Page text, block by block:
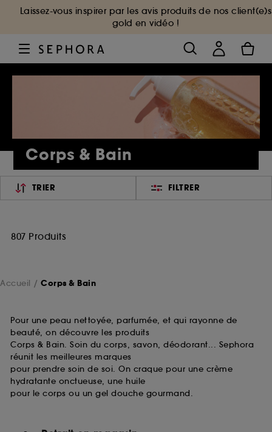
Laissez-vous inspirer par les avis produits de nos client(e)s
gold en vidéo !
Corps & Bain
TRIER FILTRER
807 Produits
Accueil Corps & Bain
Pour une peau nettoyée, parfumée, et qui rayonne de
beauté, on découvre les produits
Corps & Bain. Soin du corps, savon, déodorant... Sephora
réunit les meilleures marques
pour prendre soin de soi. On craque pour une crème
hydratante onctueuse, une huile
pour le corps ou un gel douche gourmand.